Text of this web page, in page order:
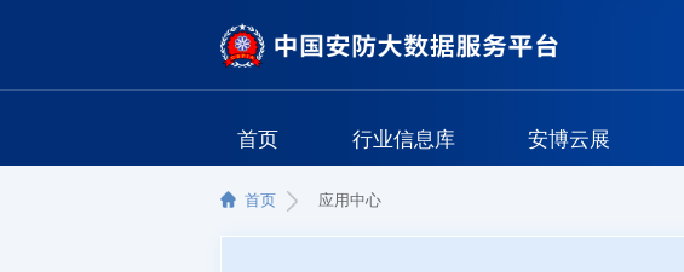
首页 行业信息库 安博云展
首页 应用中心